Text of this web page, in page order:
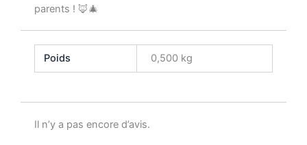
parents ! 🦊🎄
Poids 0,500 kg
Il n’y a pas encore d’avis.